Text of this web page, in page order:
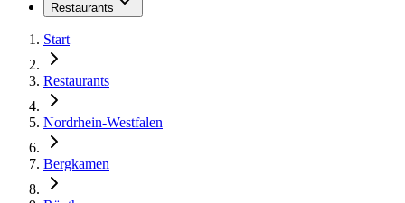
Restaurants
Start
Restaurants
Nordrhein-Westfalen
Bergkamen